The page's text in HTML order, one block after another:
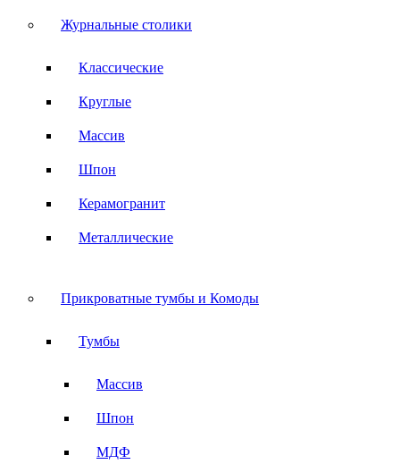
Журнальные столики
Классические
Круглые
Массив
Шпон
Керамогранит
Металлические
Прикроватные тумбы и Комоды
Тумбы
Массив
Шпон
МДФ